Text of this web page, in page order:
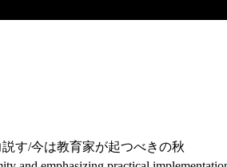
す/今は教育家が起つべきの秋